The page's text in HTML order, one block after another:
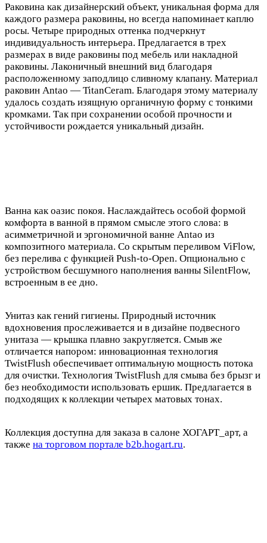
Раковина как дизайнерский объект, уникальная форма для
каждого размера раковины, но всегда напоминает каплю
росы. Четыре природных оттенка подчеркнут
индивидуальность интерьера. Предлагается в трех
размерах в виде раковины под мебель или накладной
раковины. Лаконичный внешний вид благодаря
расположенному заподлицо сливному клапану. Материал
раковин Antao — TitanCeram. Благодаря этому материалу
удалось создать изящную органичную форму с тонкими
кромками. Так при сохранении особой прочности и
устойчивости рождается уникальный дизайн.
Ванна как оазис покоя. Наслаждайтесь особой формой
комфорта в ванной в прямом смысле этого слова: в
асимметричной и эргономичной ванне Antao из
композитного материала. Со скрытым переливом ViFlow,
без перелива с функцией Push-to-Open. Опционально с
устройством бесшумного наполнения ванны SilentFlow,
встроенным в ее дно.
Унитаз как гений гигиены. Природный источник
вдохновения прослеживается и в дизайне подвесного
унитаза — крышка плавно закругляется. Смыв же
отличается напором: инновационная технология
TwistFlush обеспечивает оптимальную мощность потока
для очистки. Технология TwistFlush для смыва без брызг и
без необходимости использовать ершик. Предлагается в
подходящих к коллекции четырех матовых тонах.
Коллекция доступна для заказа в салоне ХОГАРТ_арт, а
также на торговом портале b2b.hogart.ru.